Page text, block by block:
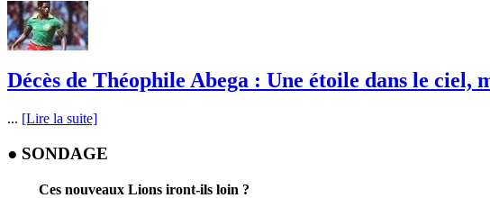
Décès de Théophile Abega : Une étoile dans le ciel,
... [Lire la suite]
● SONDAGE
Ces nouveaux Lions iront-ils loin ?